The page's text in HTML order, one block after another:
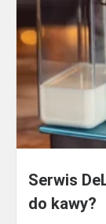
Serwis
do kawy?